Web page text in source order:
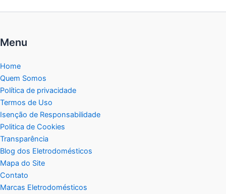
Menu
Home
Quem Somos
Política de privacidade
Termos de Uso
Isenção de Responsabilidade
Politica de Cookies
Transparência
Blog dos Eletrodomésticos
Mapa do Site
Contato
Marcas Eletrodomésticos